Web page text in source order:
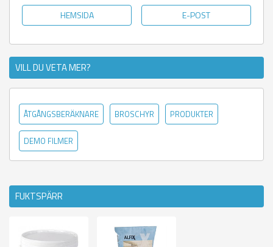
HEMSIDA
E-POST
VILL DU VETA MER?
ÅTGÅNGSBERÄKNARE BROSCHYR PRODUKTER
DEMO FILMER
FUKTSPÄRR